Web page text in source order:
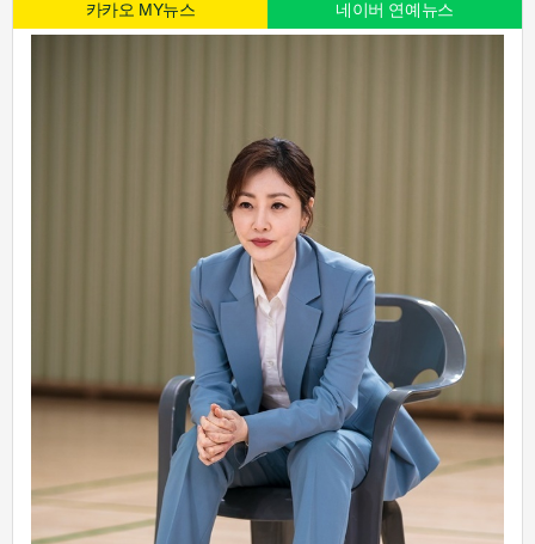
카카오 MY뉴스 네이버 연예뉴스